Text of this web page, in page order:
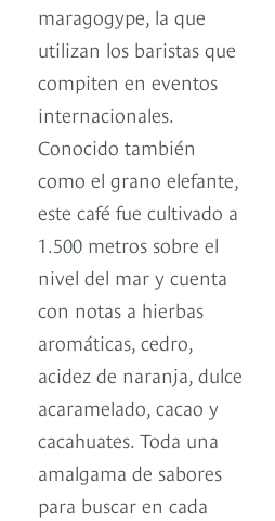
maragogype, la que
utilizan los baristas que
compiten en eventos
internacionales.
Conocido también
como el grano elefante,
este café fue cultivado a
1.500 metros sobre el
nivel del mar y cuenta
con notas a hierbas
aromáticas, cedro,
acidez de naranja, dulce
acaramelado, cacao y
cacahuates. Toda una
amalgama de sabores
para buscar en cada